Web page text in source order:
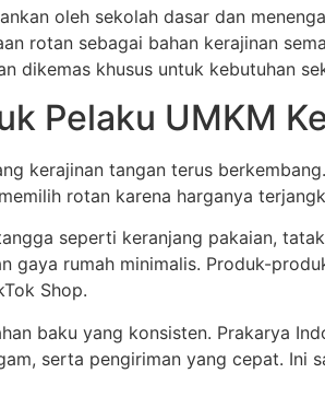
oleh sekolah dasar dan
rotan sebagai bahan kerajinan
dikemas khusus untuk kebutuhan
Pelaku UMKM
kerajinan tangan terus
rotan karena harganya
seperti keranjang pakaian,
rumah minimalis. Produk-
Shop.
baku yang konsisten. Prakarya
serta pengiriman yang cepat.